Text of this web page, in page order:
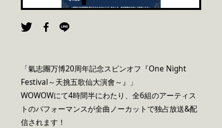
「氣志團万博20周年記念スピンオフ『One Night
Festival～天挑五歌仙大演會～』」
WOWOWにて4時間半にわたり、全6組のアーティス
トのパフォーマンスが全曲ノーカットで独占放送&配
信されます！